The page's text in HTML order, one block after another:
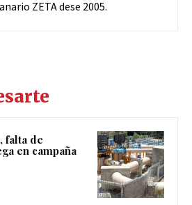
ZETA dese 2005.
falta de
en campaña